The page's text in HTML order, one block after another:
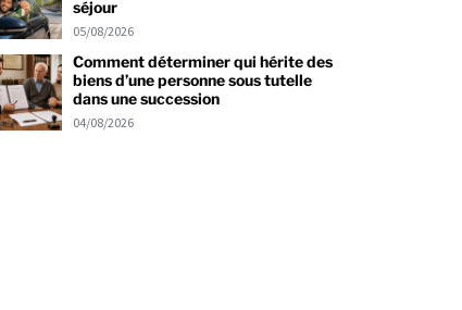
séjour
05/08/2026
Comment déterminer qui hérite des
biens d’une personne sous tutelle
dans une succession
04/08/2026